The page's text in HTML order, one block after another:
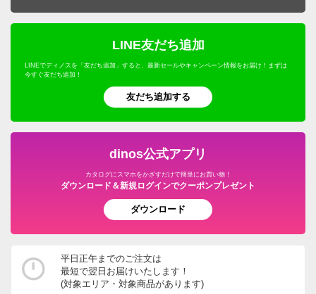
LINE友だち追加
LINEでディノスを「友だち追加」すると、最新セールやキャンペーン情報をお届け！まずは
今すぐ友だち追加！
友だち追加する
dinos公式アプリ
カタログにスマホをかざすだけで簡単にお買い物！
ダウンロード＆新規ログインでクーポンプレゼント
ダウンロード
平日正午までのご注文は
最短で翌日お届けいたします！
(対象エリア・対象商品があります)